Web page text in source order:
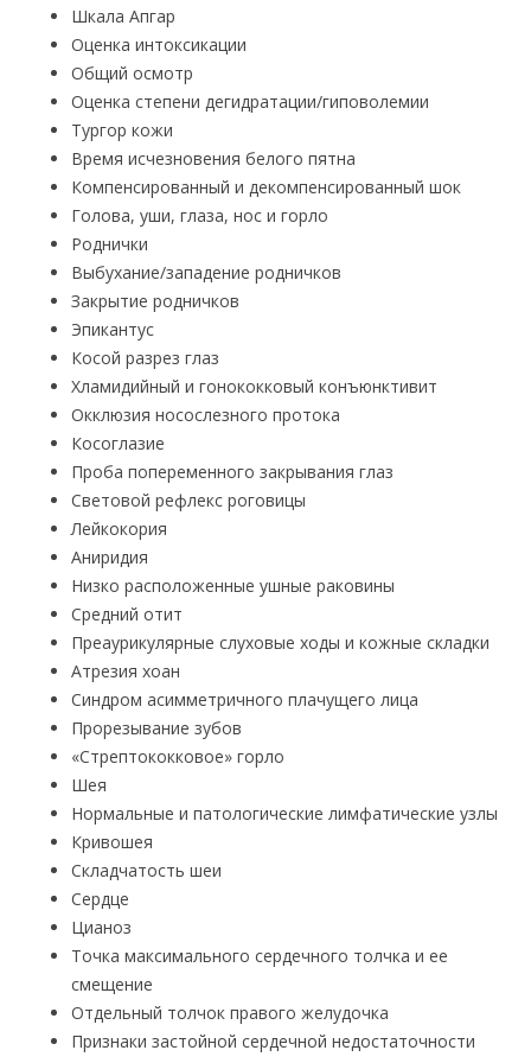
Шкала Апгар
Оценка интоксикации
Общий осмотр
Оценка степени дегидратации/гиповолемии
Тургор кожи
Время исчезновения белого пятна
Компенсированный и декомпенсированный шок
Голова, уши, глаза, нос и горло
Роднички
Выбухание/западение родничков
Закрытие родничков
Эпикантус
Косой разрез глаз
Хламидийный и гонококковый конъюнктивит
Окклюзия носослезного протока
Косоглазие
Проба попеременного закрывания глаз
Световой рефлекс роговицы
Лейкокория
Аниридия
Низко расположенные ушные раковины
Средний отит
Преаурикулярные слуховые ходы и кожные складки
Атрезия хоан
Синдром асимметричного плачущего лица
Прорезывание зубов
«Стрептококковое» горло
Шея
Нормальные и патологические лимфатические узлы
Кривошея
Складчатость шеи
Сердце
Цианоз
Точка максимального сердечного толчка и ее
смещение
Отдельный толчок правого желудочка
Признаки застойной сердечной недостаточности